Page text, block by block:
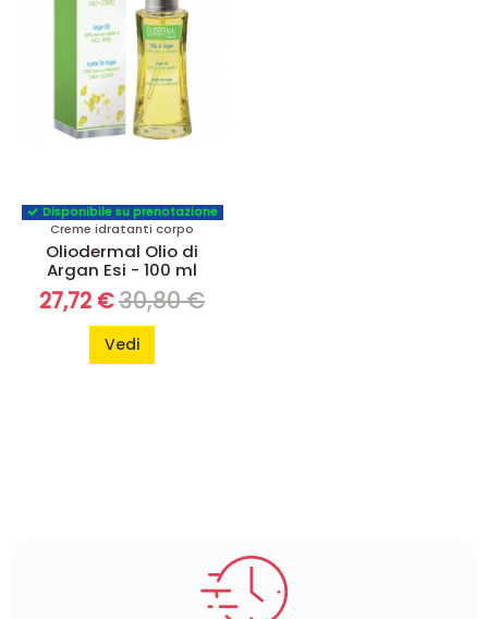
Disponibile su prenotazione
Creme idratanti corpo
Oliodermal Olio di
Argan Esi - 100 ml
27,72 €30,80 €
Vedi